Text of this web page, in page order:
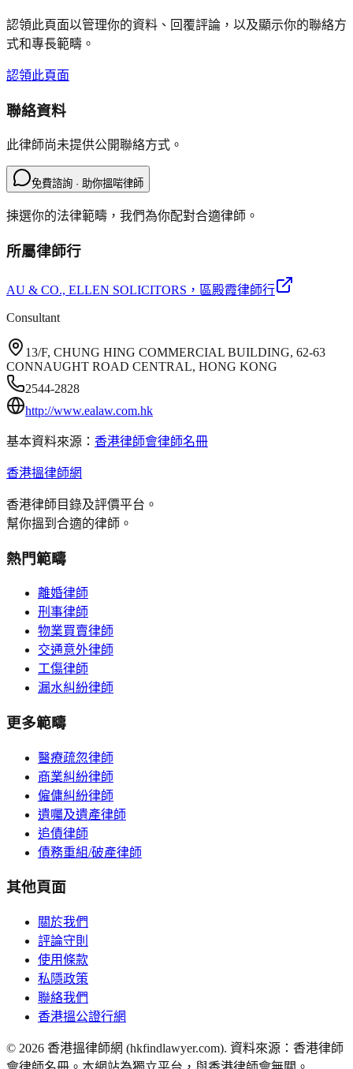
認領此頁面以管理你的資料、回覆評論，以及顯示你的聯絡方
式和專長範疇。
認領此頁面
聯絡資料
此律師尚未提供公開聯絡方式。
免費諮詢 · 助你搵啱律師
揀選你的法律範疇，我們為你配對合適律師。
所屬律師行
AU & CO., ELLEN SOLICITORS ，區殿霞律師行
Consultant
13/F, CHUNG HING COMMERCIAL BUILDING, 62-63
CONNAUGHT ROAD CENTRAL, HONG KONG
2544-2828
http://www.ealaw.com.hk
基本資料來源： 香港律師會律師名冊
香港搵律師網
香港律師目錄及評價平台。
幫你搵到合適的律師。
熱門範疇
離婚律師
刑事律師
物業買賣律師
交通意外律師
工傷律師
漏水糾紛律師
更多範疇
醫療疏忽律師
商業糾紛律師
僱傭糾紛律師
遺囑及遺產律師
追債律師
債務重組/破產律師
其他頁面
關於我們
評論守則
使用條款
私隱政策
聯絡我們
香港搵公證行網
© 2026 香港搵律師網 (hkfindlawyer.com). 資料來源：香港律師